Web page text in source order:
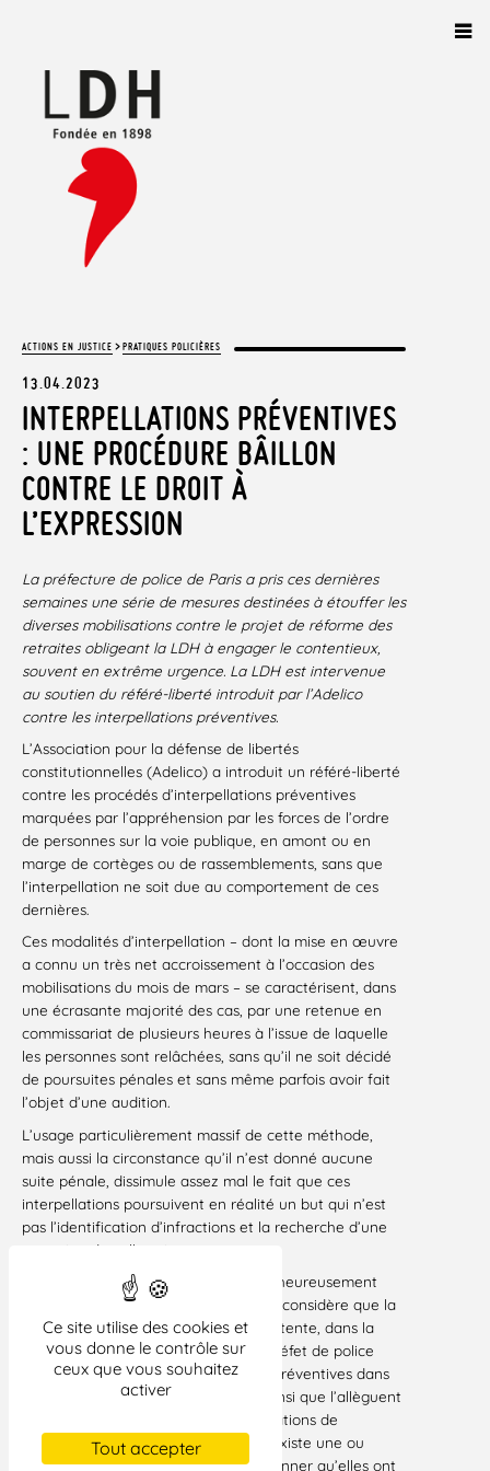
Ce site utilise des cookies et
vous donne le contrôle sur
ceux que vous souhaitez
activer
Tout accepter
ACTIONS EN JUSTICE >PRATIQUES POLICIÈRES
13.04.2023
INTERPELLATIONS PRÉVENTIVES
: UNE PROCÉDURE BÂILLON
CONTRE LE DROIT À
L’EXPRESSION
La préfecture de police de Paris a pris ces dernières
semaines une série de mesures destinées à étouffer les
diverses mobilisations contre le projet de réforme des
retraites obligeant la LDH à engager le contentieux,
souvent en extrême urgence. La LDH est intervenue
au soutien du référé-liberté introduit par l’Adelico
contre les interpellations préventives.
L’Association pour la défense de libertés
constitutionnelles (Adelico) a introduit un référé-liberté
contre les procédés d’interpellations préventives
marquées par l’appréhension par les forces de l’ordre
de personnes sur la voie publique, en amont ou en
marge de cortèges ou de rassemblements, sans que
l’interpellation ne soit due au comportement de ces
dernières.
Ces modalités d’interpellation – dont la mise en œuvre
a connu un très net accroissement à l’occasion des
mobilisations du mois de mars – se caractérisent, dans
une écrasante majorité des cas, par une retenue en
commissariat de plusieurs heures à l’issue de laquelle
les personnes sont relâchées, sans qu’il ne soit décidé
de poursuites pénales et sans même parfois avoir fait
l’objet d’une audition.
L’usage particulièrement massif de cette méthode,
mais aussi la circonstance qu’il n’est donné aucune
suite pénale, dissimule assez mal le fait que ces
interpellations poursuivent en réalité un but qui n’est
pas l’identification d’infractions et la recherche d’une
cessation de celles-ci.
Par une ordonnance du 24 mars, malheureusement
sans surprise, le tribunal administratif considère que la
juridiction administrative est incompétente, dans la
mesure où il n’est pas établi que le préfet de police
aurait eu recours à des arrestations préventives dans
sa politique de maintien de l’ordre, ainsi que l’allèguent
les requérants, et non à des interpellations de
personnes à l’encontre desquelles il existe une ou
plusieurs raisons plausibles de soupçonner qu’elles ont